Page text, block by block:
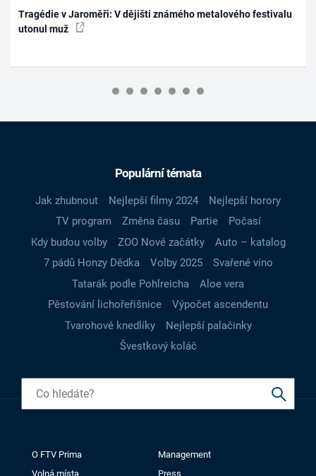
Tragédie v Jaroměři: V dějišti známého metalového festivalu
utonul muž
Populární témata
Jak zhubnout Nejlepší filmy 2024
Nejlepší horory
TV program
Změna času Partie
Počasí
Kdy budou volby
ZOO Nové začátky
Auto – katalog
7 pádů Honzy Dědka
Volby 2025
Svařené víno
Tatarák podle Pohlreicha
Aloe vera
Pěstování lichořeřišnice
Výpočet ascendentu
Tvarohové knedlíky
Nejlepší palačinky
Švestkový koláč
O FTV Prima
Management
Volná místa
Press